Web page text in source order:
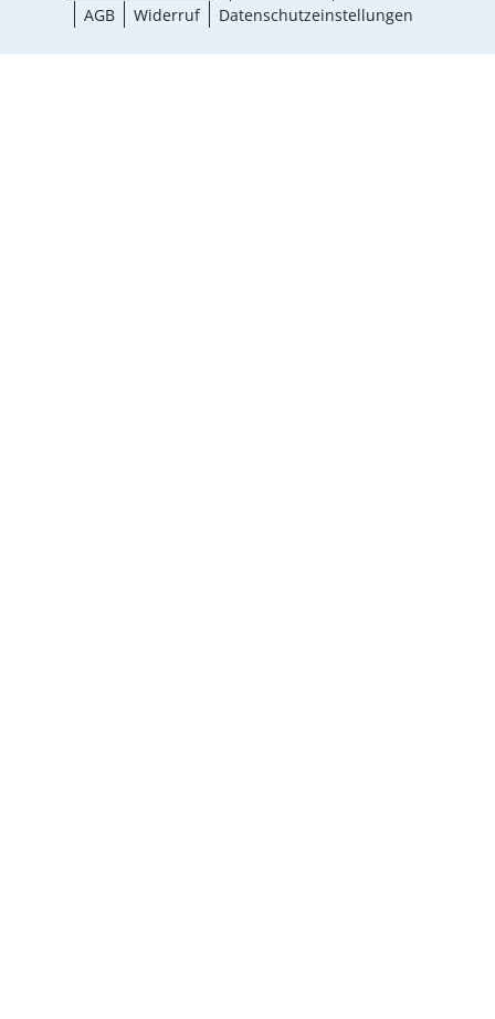
AGB
Widerruf Datenschutzeinstellungen